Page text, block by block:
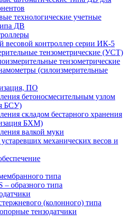
технологические учетные
ДВ
весовой контроллер серии ИК-5
тензометрические (УСТ)
тензометрические
(силоизмерительные
ПО
бетоносмесительным узлом
БСУ)
складом бестарного хранения
БХМ)
валкой муки
механических весов и
типа
– образного типа
(колонного) типа
тензодатчики